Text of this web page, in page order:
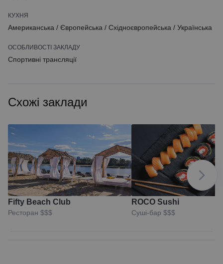
КУХНЯ
Американська / Європейська / Східноєвропейська / Українська
ОСОБЛИВОСТІ ЗАКЛАДУ
Спортивні трансляції
Схожі заклади
Fifty Beach Club
Ресторан $$$
ROCO Sushi
Суші-бар $$$